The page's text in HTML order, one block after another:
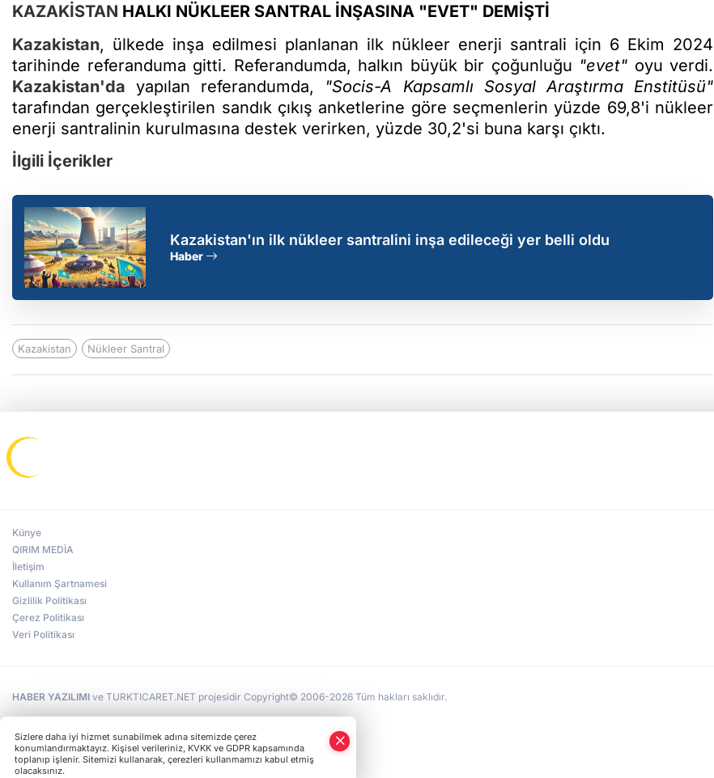
KAZAKİSTAN HALKI NÜKLEER SANTRAL İNŞASINA "EVET" DEMİŞTİ
Kazakistan, ülkede inşa edilmesi planlanan ilk nükleer enerji santrali için 6 Ekim 2024
tarihinde referanduma gitti. Referandumda, halkın büyük bir çoğunluğu "evet" oyu verdi.
Kazakistan'da yapılan referandumda,
"Socis-A Kapsamlı Sosyal Araştırma Enstitüsü"
tarafından gerçekleştirilen sandık çıkış anketlerine göre seçmenlerin yüzde 69,8'i nükleer
enerji santralinin kurulmasına destek verirken, yüzde 30,2'si buna karşı çıktı.
İlgili İçerikler
Kazakistan'ın ilk nükleer santralini inşa edileceği yer belli oldu
Haber
Kazakistan Nükleer Santral
Künye
QIRIM MEDİA
İletişim
Kullanım Şartnamesi
Gizlilik Politikası
Çerez Politikası
Veri Politikası
HABER YAZILIMI ve TURKTICARET.NET projesidir Copyright© 2006-2026 Tüm hakları saklıdır.
Sizlere daha iyi hizmet sunabilmek adına sitemizde çerez
konumlandırmaktayız. Kişisel verileriniz, KVKK ve GDPR kapsamında
toplanıp işlenir. Sitemizi kullanarak, çerezleri kullanmamızı kabul etmiş
olacaksınız.